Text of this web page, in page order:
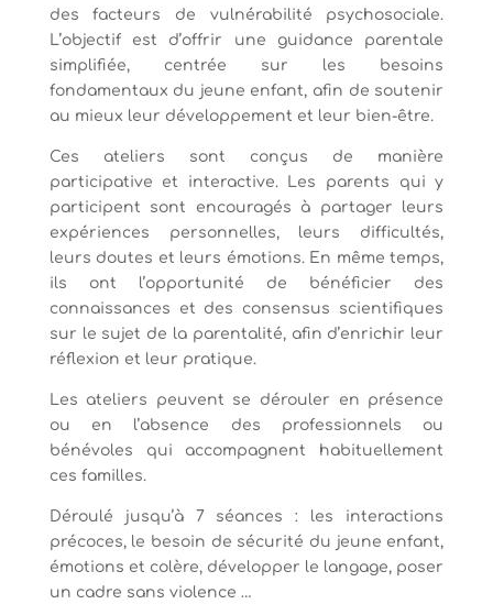
des facteurs de vulnérabilité psychosociale.
L’objectif est d’offrir une guidance parentale
simplifiée, centrée sur les besoins
fondamentaux du jeune enfant, afin de soutenir
au mieux leur développement et leur bien-être.
Ces ateliers sont conçus de manière
participative et interactive. Les parents qui y
participent sont encouragés à partager leurs
expériences personnelles, leurs difficultés,
leurs doutes et leurs émotions. En même temps,
ils ont l’opportunité de bénéficier des
connaissances et des consensus scientifiques
sur le sujet de la parentalité, afin d’enrichir leur
réflexion et leur pratique.
Les ateliers peuvent se dérouler en présence
ou en l’absence des professionnels ou
bénévoles qui accompagnent habituellement
ces familles.
Déroulé jusqu’à 7 séances : les interactions
précoces, le besoin de sécurité du jeune enfant,
émotions et colère, développer le langage, poser
un cadre sans violence …